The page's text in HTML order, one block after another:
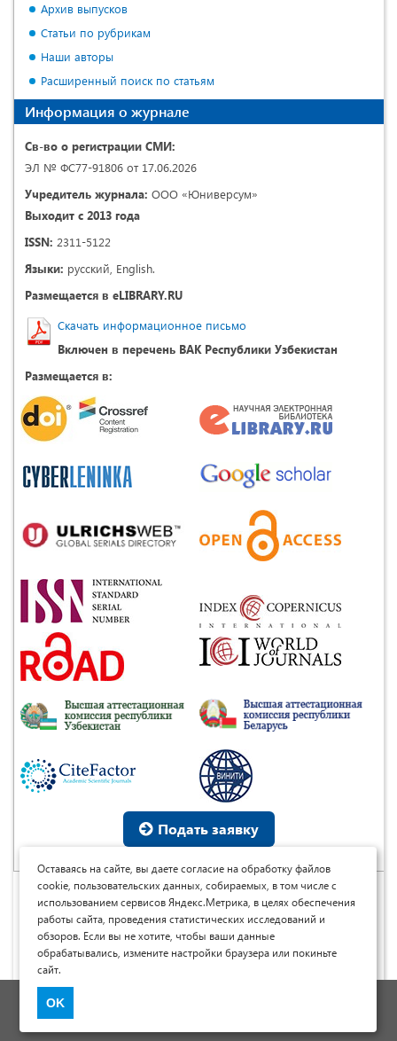
Архив выпусков
Статьи по рубрикам
Наши авторы
Расширенный поиск по статьям
Информация о журнале
Св-во о регистрации СМИ:
ЭЛ № ФС77-91806 от 17.06.2026
Учредитель журнала: ООО «Юниверсум»
Выходит с 2013 года
ISSN: 2311-5122
Языки: русский, English.
Размещается в eLIBRARY.RU
Скачать информационное письмо
Включен в перечень ВАК Республики Узбекистан
Размещается в:
Подать заявку
© Научные журналы Universum, 2013-2026 (ООО
«Юниверсум») ИНН: 5410074608 ОГРН: 1185476048691
Это произведение доступно полицензии Creative
Commons « Attribution» («Атрибуция») 4.0
Непортированная
Оставаясь на сайте, вы даете согласие на обработку файлов
cookie, пользовательских данных, собираемых, в том числе с
использованием сервисов Яндекс.Метрика, в целях обеспечения
работы сайта, проведения статистических исследований и
обзоров. Если вы не хотите, чтобы ваши данные
обрабатывались, измените настройки браузера или покиньте
сайт.
OK